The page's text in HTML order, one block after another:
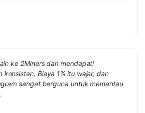
ke 2Miners dan mendapati
konsisten. Biaya 1% itu wajar, dan
sangat berguna untuk memantau